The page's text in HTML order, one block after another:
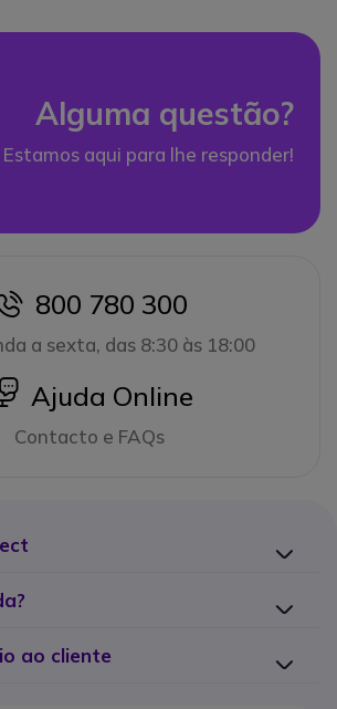
Alguma questão?
Estamos aqui para lhe responder!
icon
800 780 300
a sexta, das 8:30 às 18:00
icon
Ajuda Online
Contacto e FAQs
ao cliente